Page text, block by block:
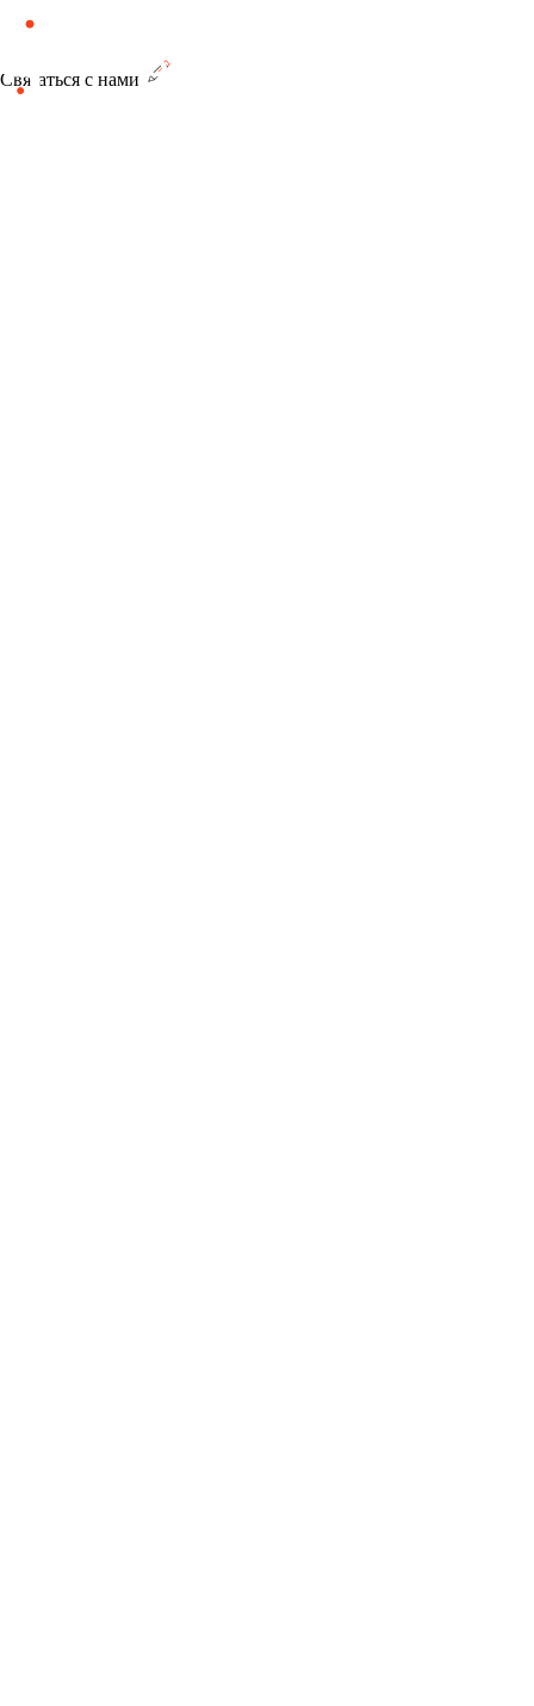
Связаться с нами